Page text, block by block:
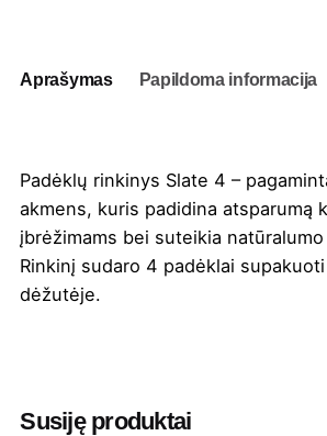
Aprašymas Papildoma informacija
Padėklų rinkinys Slate 4 –
akmens, kuris padidina atsparumą
įbrėžimams bei suteikia
Rinkinį sudaro 4 padėklai
dėžutėje.
Susiję produktai